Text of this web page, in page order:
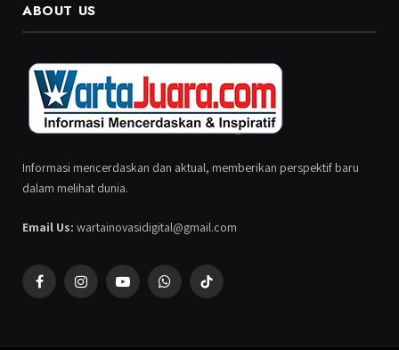
ABOUT US
Informasi mencerdaskan dan aktual, memberikan perspektif baru
dalam melihat dunia.
Email Us: wartainovasidigital@gmail.com
FacebookInstagramYouTubeWhatsAppTikTok